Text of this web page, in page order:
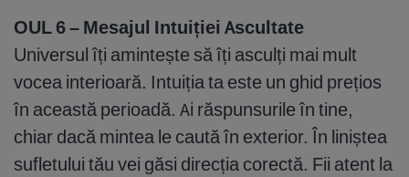
OUL 6 – Mesajul Intuiției Ascultate
Universul îți amintește să îți asculți mai mult
vocea interioară. Intuiția ta este un ghid prețios
în această perioadă. Ai răspunsurile în tine,
chiar dacă mintea le caută în exterior. În liniștea
sufletului tău vei găsi direcția corectă. Fii atent la